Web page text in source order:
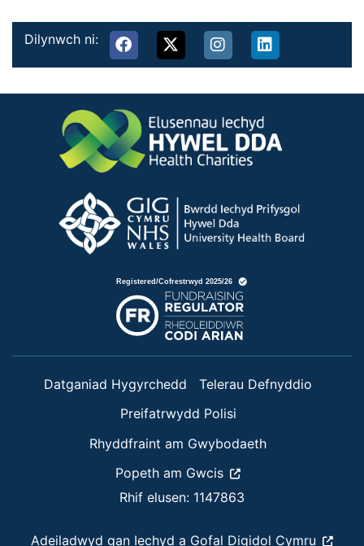
Dilynwch ni:
Datganiad Hygyrchedd
Telerau Defnyddio
Preifatrwydd Polisi
Rhyddfraint am Gwybodaeth
Popeth am Gwcis
Rhif elusen: 1147863
Adeiladwyd gan Iechyd a Gofal Digidol Cymru